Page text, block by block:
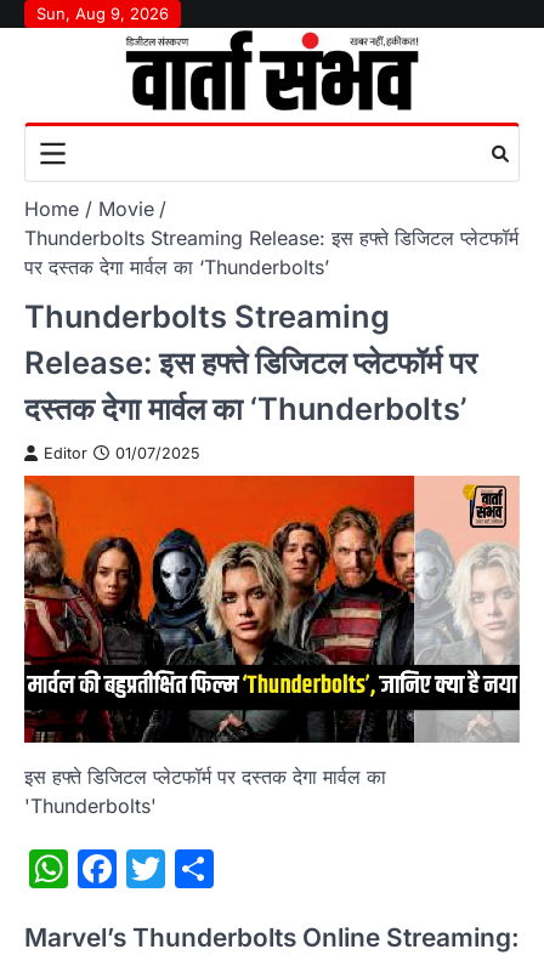
SkipSun, Aug 9, 2026
Home
Movie
Thunderbolts Streaming Release: इस हफ्ते डिजिटल प्लेटफॉर्म
पर दस्तक देगा मार्वल का ‘Thunderbolts’
Thunderbolts Streaming
Release: इस हफ्ते डिजिटल प्लेटफॉर्म पर
दस्तक देगा मार्वल का ‘Thunderbolts’
Editor 01/07/2025
इस हफ्ते डिजिटल प्लेटफॉर्म पर दस्तक देगा मार्वल का
'Thunderbolts'
WhatsApp
Facebook
Twitter
Marvel’s Thunderbolts Online Streaming: